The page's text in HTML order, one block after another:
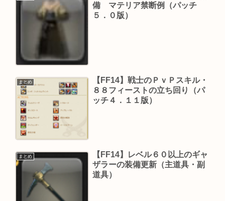
備 マテリア禁断例（パッチ
５．０版）
まとめ
【FF14】戦士のＰｖＰスキル・
８８フィーストの立ち回り（パ
ッチ４．１１版）
まとめ
【FF14】レベル６０以上のギャ
ザラーの装備更新（主道具・副
道具）